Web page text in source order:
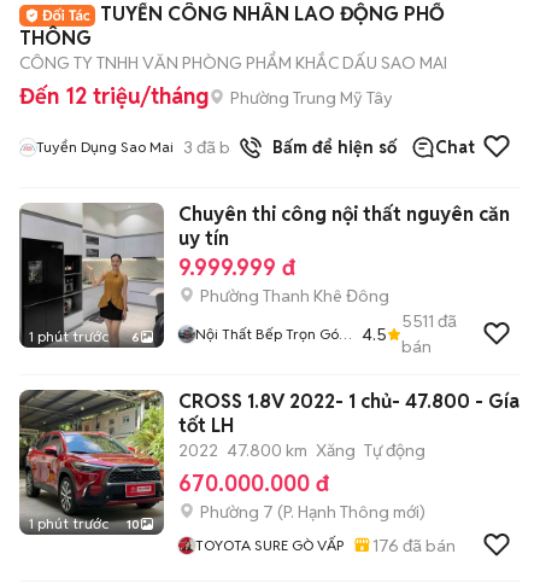
TUYỂN CÔNG NHÂN LAO ĐỘNG PHỔ
THÔNG
CÔNG TY TNHH VĂN PHÒNG PHẨM KHẮC DẤU SAO MAI
Đến 12 triệu/tháng Phường Trung Mỹ Tây
Tuyển Dụng Sao Mai 3 đã bán Bấm để hiện số Chat
1 phút trước 6
Chuyên thi công nội thất nguyên căn
uy tín
9.999.999 đ
Phường Thanh Khê Đông
Nội Thất Bếp Trọn Gói
4.5
5511 đã
bán
1 phút trước 10
CROSS 1.8V 2022- 1 chủ- 47.800 - Gía
tốt LH
2022 47.800 km Xăng Tự động
670.000.000 đ
Phường 7 (P. Hạnh Thông mới)
TOYOTA SURE GÒ VẤP 176 đã bán